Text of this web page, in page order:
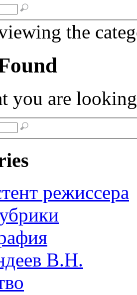
the
you are
режиссера
В.Н.